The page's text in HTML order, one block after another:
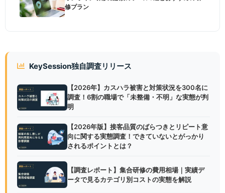
修プラン
KeySession独自調査リリース
【2026年】カスハラ被害と対策状況を300名に
調査！6割の職場で「未整備・不明」な実態が判
明
【2026年版】接客品質のばらつきとリピート意
向に関する実態調査！できていないとがっかり
されるポイントとは？
【調査レポート】集合研修の費用相場｜実績デ
ータで見るカテゴリ別コストの実態を解説